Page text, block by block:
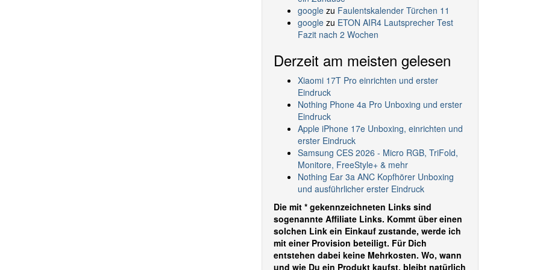
google zu Faulentskalender Türchen 11
google zu ETON AIR4 Lautsprecher Test
Fazit nach 2 Wochen
Derzeit am meisten gelesen
Xiaomi 17T Pro einrichten und erster
Eindruck
Nothing Phone 4a Pro Unboxing und erster
Eindruck
Apple iPhone 17e Unboxing, einrichten und
erster Eindruck
Samsung CES 2026 - Micro RGB, TriFold,
Monitore, FreeStyle+ & mehr
Nothing Ear 3a ANC Kopfhörer Unboxing
und ausführlicher erster Eindruck
Die mit * gekennzeichneten Links sind
sogenannte Affiliate Links. Kommt über einen
solchen Link ein Einkauf zustande, werde ich
mit einer Provision beteiligt. Für Dich
entstehen dabei keine Mehrkosten. Wo, wann
und wie Du ein Produkt kaufst, bleibt natürlich